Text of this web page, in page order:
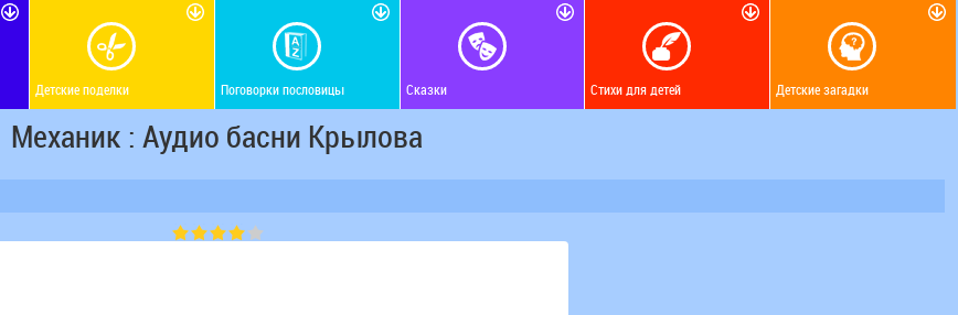
Детские поделки Поговорки пословицы Сказки Стихи для детей Детские загадки
Механик : Аудио басни Крылова